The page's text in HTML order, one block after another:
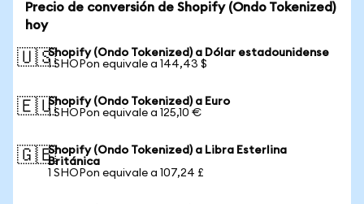
Precio de conversión de Shopify (Ondo Tokenized)
hoy
🇺🇸Shopify (Ondo Tokenized) a Dólar estadounidense
1 SHOPon equivale a 144,43 $
🇪🇺Shopify (Ondo Tokenized) a Euro
1 SHOPon equivale a 125,10 €
🇬🇧Shopify (Ondo Tokenized) a Libra Esterlina
Británica
1 SHOPon equivale a 107,24 £